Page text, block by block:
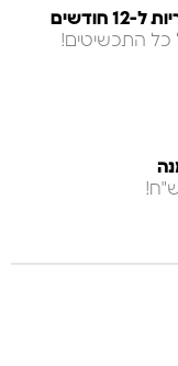
12 חודשים
כל התכשיטים!